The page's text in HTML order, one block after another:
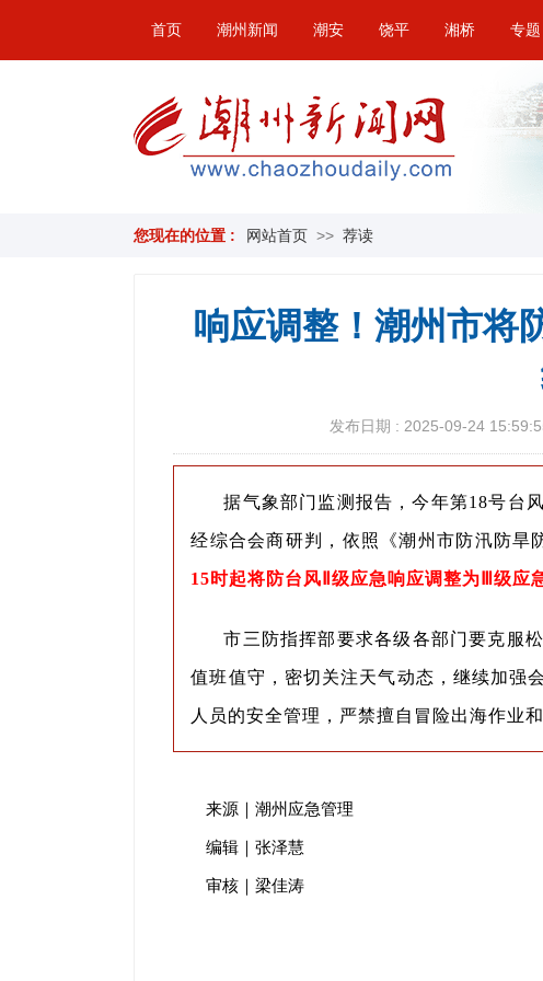
首页 潮州新闻 潮安 饶平 湘桥 专题
您现在的位置 : 网站首页 >> 荐读
响应调整！潮州市将
发布日期 : 2025-09-24
据气象部门监测报告，今年第18号台
经综合会商研判，依照《潮州市防汛防旱
15时起将防台风Ⅱ级应急响应调整为Ⅲ级应
市三防指挥部要求各级各部门要克服
值班值守，密切关注天气动态，继续加强
人员的安全管理，严禁擅自冒险出海作业
来源｜潮州应急管理
编辑｜张泽慧
审核｜梁佳涛